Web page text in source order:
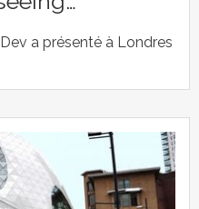
a présenté à Londres